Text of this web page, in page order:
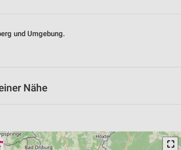
und Umgebung.
Nähe
⛶